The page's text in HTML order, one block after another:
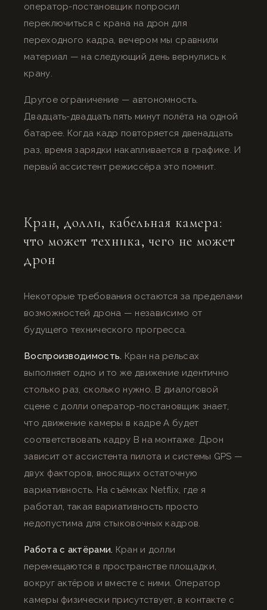
оператор-постановщик попросил
переключиться с крана на дрон для
переходного кадра, вечером мы сравнили
материал — на следующий день вернулись к
крану.
Другое ограничение — автономность.
Двадцать-двадцать пять минут полёта на одной
батарее. Когда кадр повторяется двенадцать
раз, время зарядки накапливается в графике. И
первый ассистент режиссёра это помнит.
Кран, долли, кабельная камера:
что может техника, чего не может
дрон
Некоторые требования остаются за пределами
возможностей дрона — независимо от
будущего технического прогресса.
Воспроизводимость. Кран на рельсах
выполняет одно и то же движение идентично
столько раз, сколько нужно. В диалоговой
сцене с долли оператор-постановщик знает,
что движение камеры в кадре A будет
соответствовать кадру B на монтаже. Дрон
зависит от ассистента пилота и системы GPS —
двух факторов, вносящих остаточную
вариативность. На съёмках Netflix, где я
работал, такая вариативность просто
недопустима для стыковочных кадров.
Работа с актёрами. Кран и долли
перемещаются в пространстве площадки,
вокруг актёров и вместе с ними. Оператор
камеры физически присутствует, в контакте с